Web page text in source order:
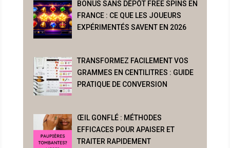
BONUS SANS DÉPÔT FREE SPINS EN
FRANCE : CE QUE LES JOUEURS
EXPÉRIMENTÉS SAVENT EN 2026
TRANSFORMEZ FACILEMENT VOS
GRAMMES EN CENTILITRES : GUIDE
PRATIQUE DE CONVERSION
ŒIL GONFLÉ : MÉTHODES
EFFICACES POUR APAISER ET
TRAITER RAPIDEMENT